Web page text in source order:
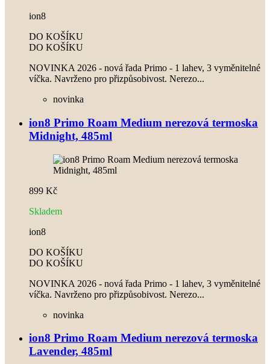
ion8
DO KOŠÍKU
DO KOŠÍKU
NOVINKA 2026 - nová řada Primo - 1 lahev, 3 vyměnitelné
víčka. Navrženo pro přizpůsobivost. Nerezo...
novinka
ion8 Primo Roam Medium nerezová termoska
Midnight, 485ml
899 Kč
Skladem
ion8
DO KOŠÍKU
DO KOŠÍKU
NOVINKA 2026 - nová řada Primo - 1 lahev, 3 vyměnitelné
víčka. Navrženo pro přizpůsobivost. Nerezo...
novinka
ion8 Primo Roam Medium nerezová termoska
Lavender, 485ml